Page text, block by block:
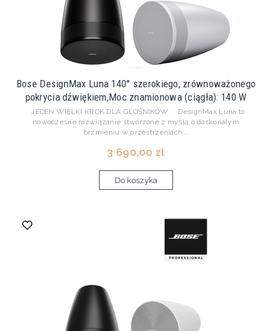
Bose DesignMax Luna 140° szerokiego, zrównoważonego
pokrycia dźwiękiem,Moc znamionowa (ciągła): 140 W
JEDEN WIELKI KROK DLA GŁOŚNIKÓW DesignMax Luna to
nowoczesne rozwiązanie stworzone z myślą o doskonałym
brzmieniu w przestrzeniach...
3 690,00 zł
Do koszyka